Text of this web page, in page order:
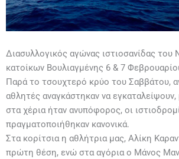
Διασυλλογικός αγώνας ιστιοσανίδας του
κατοίκων Βουλιαγμένης 6 & 7
Παρά το τσουχτερό κρύο του Σαββάτου,
αθλητές αναγκάστηκαν να εγκαταλείψουν,
στα χέρια ήταν ανυπόφορος, οι
πραγματοποιήθηκαν κανονικά.
Στα κορίτσια η αθλήτρια μας, Αλίκη
πρώτη θέση, ενώ στα αγόρια ο Μάνος